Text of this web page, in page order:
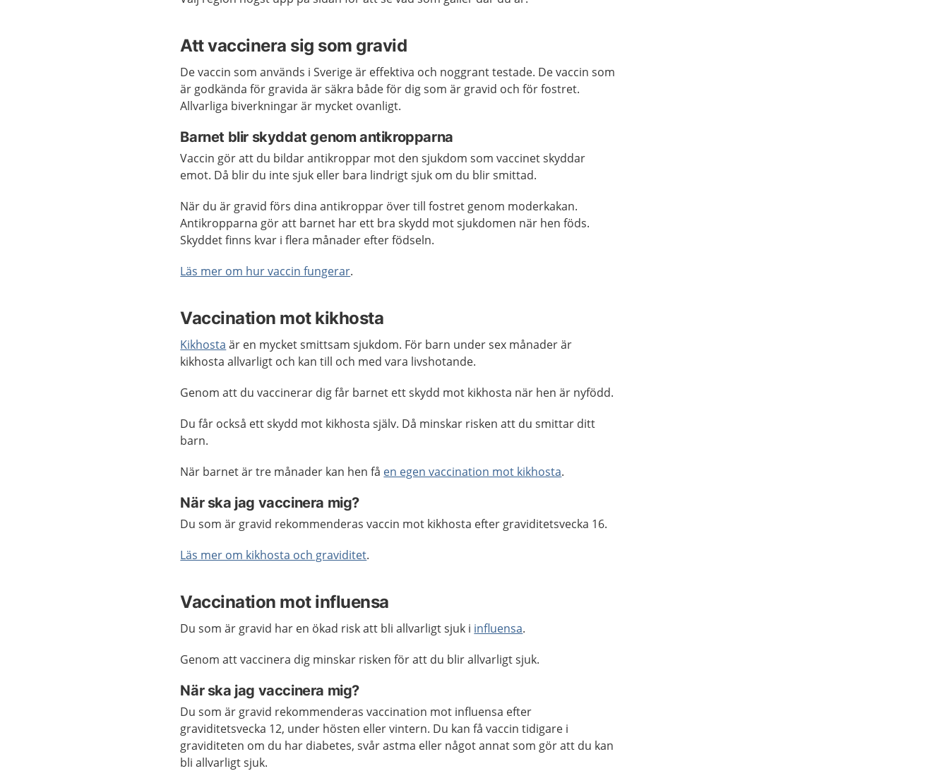
Att vaccinera sig som gravid
De vaccin som används i Sverige är effektiva och noggrant testade. De vaccin som
är godkända för gravida är säkra både för dig som är gravid och för fostret.
Allvarliga biverkningar är mycket ovanligt.
Barnet blir skyddat genom antikropparna
Vaccin gör att du bildar antikroppar mot den sjukdom som vaccinet skyddar
emot. Då blir du inte sjuk eller bara lindrigt sjuk om du blir smittad.
När du är gravid förs dina antikroppar över till fostret genom moderkakan.
Antikropparna gör att barnet har ett bra skydd mot sjukdomen när hen föds.
Skyddet finns kvar i flera månader efter födseln.
Läs mer om hur vaccin fungerar.
Vaccination mot kikhosta
Kikhosta är en mycket smittsam sjukdom. För barn under sex månader är
kikhosta allvarligt och kan till och med vara livshotande.
Genom att du vaccinerar dig får barnet ett skydd mot kikhosta när hen är nyfödd.
Du får också ett skydd mot kikhosta själv. Då minskar risken att du smittar ditt
barn.
När barnet är tre månader kan hen få en egen vaccination mot kikhosta.
När ska jag vaccinera mig?
Du som är gravid rekommenderas vaccin mot kikhosta efter graviditetsvecka 16.
Läs mer om kikhosta och graviditet.
Vaccination mot influensa
Du som är gravid har en ökad risk att bli allvarligt sjuk i influensa.
Genom att vaccinera dig minskar risken för att du blir allvarligt sjuk.
När ska jag vaccinera mig?
Du som är gravid rekommenderas vaccination mot influensa efter
graviditetsvecka 12, under hösten eller vintern. Du kan få vaccin tidigare i
graviditeten om du har diabetes, svår astma eller något annat som gör att du kan
bli allvarligt sjuk.